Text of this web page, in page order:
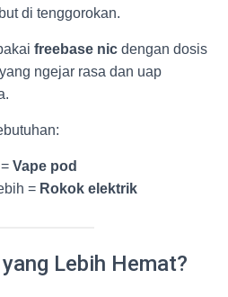
di tenggorokan.
freebase nic dengan dosis
ngejar rasa dan uap
Vape pod
= Rokok elektrik
Lebih Hemat?